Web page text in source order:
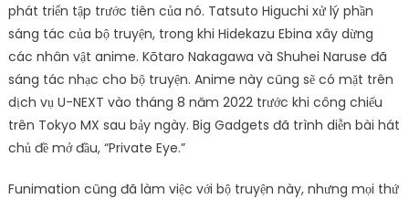
phát triển tập trước tiên của nó. Tatsuto Higuchi xử lý phần
sáng tác của bộ truyện, trong khi Hidekazu Ebina xây dừng
các nhân vật anime. Kōtaro Nakagawa và Shuhei Naruse đã
sáng tác nhạc cho bộ truyện. Anime này cũng sẽ có mặt trên
dịch vụ U-NEXT vào tháng 8 năm 2022 trước khi công chiếu
trên Tokyo MX sau bảy ngày. Big Gadgets đã trình diễn bài hát
chủ đề mở đầu, “Private Eye.”
Funimation cũng đã làm việc với bộ truyện này, nhưng mọi thứ